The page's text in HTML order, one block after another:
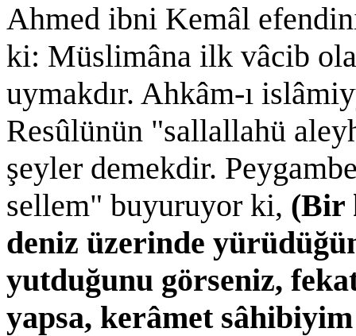
Ahmed ibni Kemâl
ki: Müslimâna ilk vâcib
uymakdır. Ahkâm-ı
Resûlünün "sallallahü
şeyler demekdir.
sellem" buyuruyor ki, (Bir
deniz üzerinde
yutduğunu görseniz,
yapsa, kerâmet